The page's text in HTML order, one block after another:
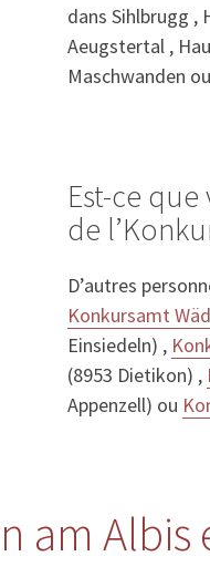
dans Sihlbrugg ,
Aeugstertal ,
Maschwanden
Est-ce
de
D’autres
Konkursamt
Einsiedeln) ,
(8953 Dietikon) ,
Appenzell) ou
am